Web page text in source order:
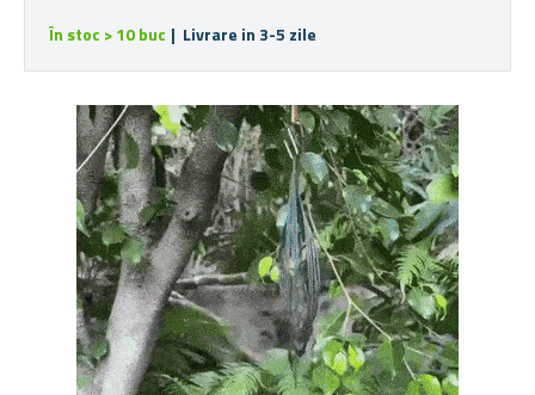
În stoc > 10 buc | Livrare in 3-5 zile